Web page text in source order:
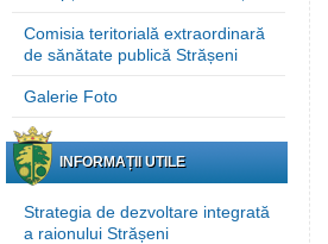
Comisia teritorială extraordinară
de sănătate publică Strășeni
Galerie Foto
INFORMAȚII UTILE
Strategia de dezvoltare integrată
a raionului Strășeni